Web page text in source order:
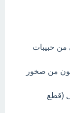
من حبيبات
من صخور
(قطع